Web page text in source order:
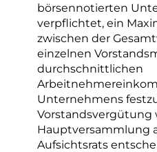
börsennotierten
verpflichtet, ein
zwischen der
einzelnen
durchschnittlichen
Unternehmens
Vorstandsvergütung
Hauptversammlung
Aufsichtsrats